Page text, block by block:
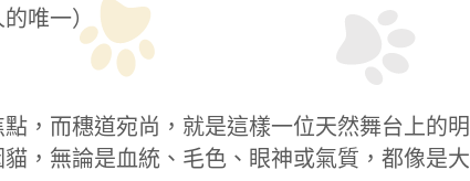
唯一）
，而穗道宛尚，就是這樣一位天然舞台上的明
，無論是血統、毛色、眼神或氣質，都像是大